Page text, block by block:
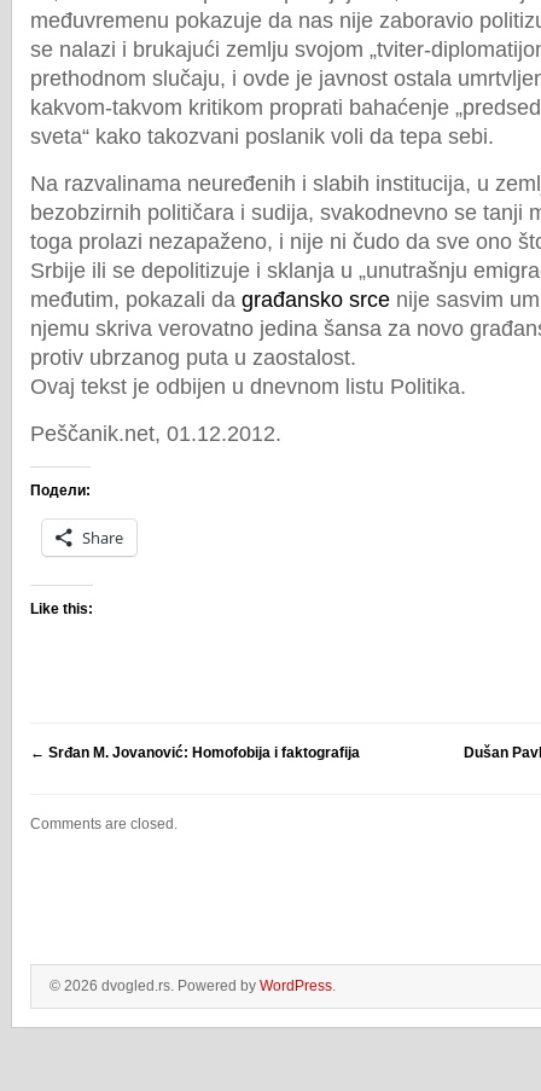
međuvremenu pokazuje da nas nije zaboravio
se nalazi i brukajući zemlju svojom „tviter-
prethodnom slučaju, i ovde je javnost ostala
kakvom-takvom kritikom proprati bahaćenje
sveta“ kako takozvani poslanik voli da tepa sebi.
Na razvalinama neuređenih i slabih institucija, u
bezobzirnih političara i sudija, svakodnevno se tanji
toga prolazi nezapaženo, i nije ni čudo da sve ono
Srbije ili se depolitizuje i sklanja u „unutrašnju
međutim, pokazali da građansko srce nije sasvim
njemu skriva verovatno jedina šansa za novo
protiv ubrzanog puta u zaostalost.
Ovaj tekst je odbijen u dnevnom listu Politika.
Peščanik.net, 01.12.2012.
Подели:
Share
Like this:
← Srđan M. Jovanović: Homofobija i faktografija Dušan
Comments are closed.
© 2026 dvogled.rs. Powered by WordPress.